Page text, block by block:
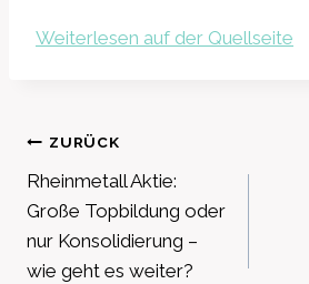
Weiterlesen auf der Quellseite
Beitragsnavigation
ZURÜCK
Rheinmetall Aktie:
Große Topbildung oder
nur Konsolidierung –
wie geht es weiter?